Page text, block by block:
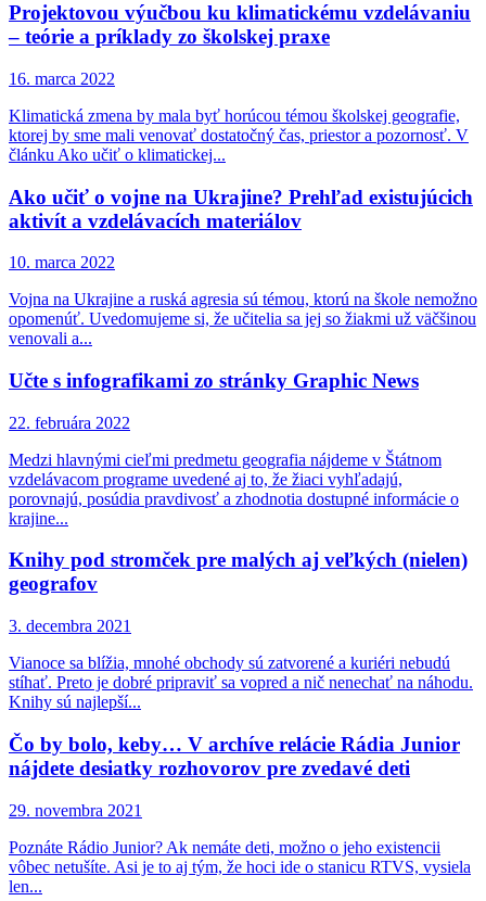
Projektovou výučbou ku klimatickému vzdelávaniu
– teórie a príklady zo školskej praxe
16. marca 2022
Klimatická zmena by mala byť horúcou témou školskej geografie,
ktorej by sme mali venovať dostatočný čas, priestor a pozornosť. V
článku Ako učiť o klimatickej...
Ako učiť o vojne na Ukrajine? Prehľad existujúcich
aktivít a vzdelávacích materiálov
10. marca 2022
Vojna na Ukrajine a ruská agresia sú témou, ktorú na škole nemožno
opomenúť. Uvedomujeme si, že učitelia sa jej so žiakmi už väčšinou
venovali a...
Učte s infografikami zo stránky Graphic News
22. februára 2022
Medzi hlavnými cieľmi predmetu geografia nájdeme v Štátnom
vzdelávacom programe uvedené aj to, že žiaci vyhľadajú,
porovnajú, posúdia pravdivosť a zhodnotia dostupné informácie o
krajine...
Knihy pod stromček pre malých aj veľkých (nielen)
geografov
3. decembra 2021
Vianoce sa blížia, mnohé obchody sú zatvorené a kuriéri nebudú
stíhať. Preto je dobré pripraviť sa vopred a nič nenechať na náhodu.
Knihy sú najlepší...
Čo by bolo, keby… V archíve relácie Rádia Junior
nájdete desiatky rozhovorov pre zvedavé deti
29. novembra 2021
Poznáte Rádio Junior? Ak nemáte deti, možno o jeho existencii
vôbec netušíte. Asi je to aj tým, že hoci ide o stanicu RTVS, vysiela
len...